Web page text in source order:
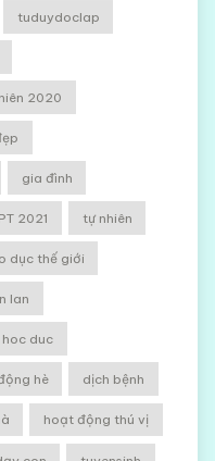
tuduydoclap
2020
gia đình
2021 tự nhiên
dục thế giới
lan
hoc duc
hè dịch bệnh
hoạt động thú vị